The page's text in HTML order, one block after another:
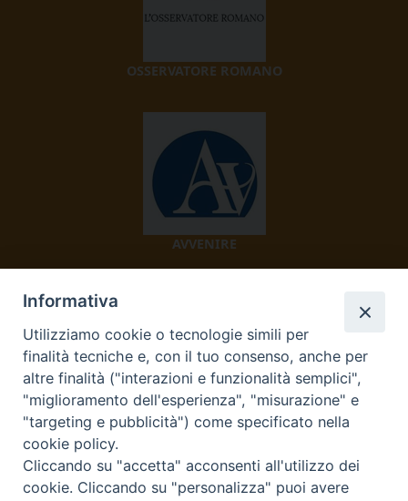
OSSERVATORE ROMANO
AVVENIRE
TV 2000
Informativa
Utilizziamo cookie o tecnologie simili per
finalità tecniche e, con il tuo consenso, anche per
altre finalità ("interazioni e funzionalità semplici",
"miglioramento dell'esperienza", "misurazione" e
"targeting e pubblicità") come specificato nella
cookie policy.
Cliccando su "accetta" acconsenti all'utilizzo dei
cookie. Cliccando su "personalizza" puoi avere